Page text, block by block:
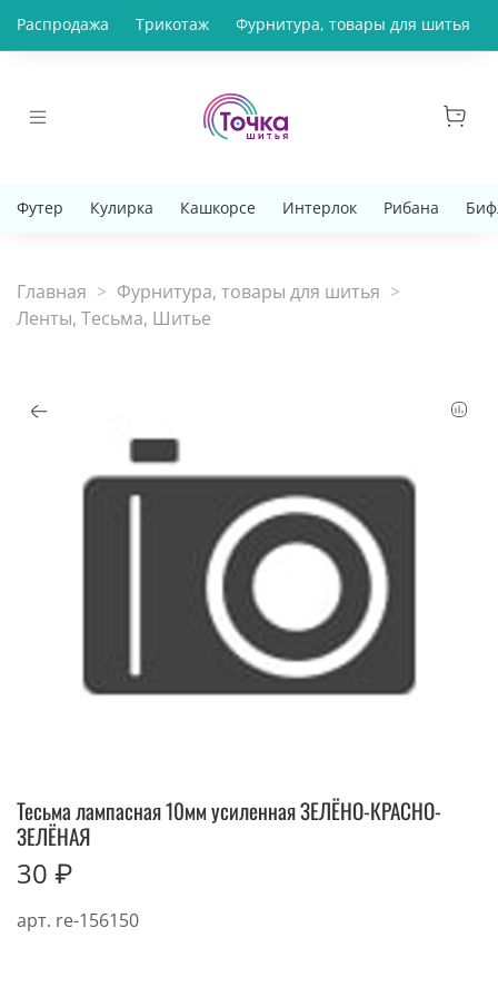
Распродажа Трикотаж Фурнитура, товары для шитья
Футер Кулирка Кашкорсе Интерлок Рибана
Главная
Фурнитура, товары для шитья
Ленты, Тесьма, Шитье
арт. re-156150
Тесьма лампасная 10мм усиленная ЗЕЛЁНО-КРАСНО-
ЗЕЛЁНАЯ
30 ₽